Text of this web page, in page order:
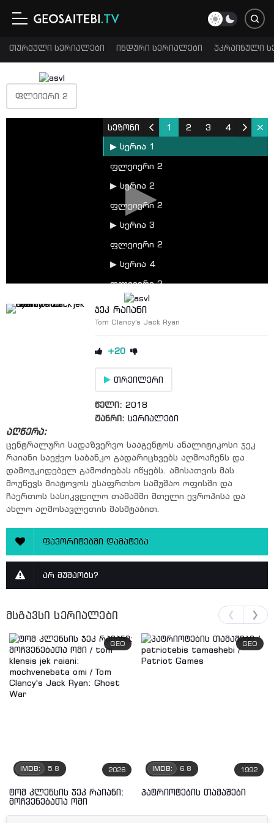
თურქული სერიალები ინდური სერიალები უკრაინული
ᲤᲚᲔᲘᲔᲠᲘ 2
სეზონი 1 2 3
4
▶ სერია 1
ფლეიერი 2
▶ სერია 2
ფლეიერი 2
▶ სერია 3
ფლეიერი 2
▶ სერია 4
ფლეიერი 2
▶ სერია 5
ფლეიერი 2
▶ სერია 7
ფლეიერი 2
▶ სერია 8
ფლეიერი 2
ჯეკ რაიანი
Tom Clancy's Jack Ryan
+20
თრეილერი
წელი: 2018
ჟანრი: სერიალები
აღწერა:
ცენტრალური სადაზვერვო სააგენტოს ანალიტიკოსი ჯეკ
რაიანი საეჭვო საბანკო გადარიცხვებს აღმოაჩენს და
დამოუკიდებელ გამოძიებას იწყებს. ამისათვის მას
მოუწევს მიატოვოს უსაფრთხო სამუშაო ოფისში და
ჩაერთოს სასიკვდილო თამაშში მთელი ევროპისა და
ახლო აღმოსავლეთის მასშტაბით.
ფავორიტებში დამატება
არ მუშაობს?
მსგავსი სერიალები
GEO
2026
IMDB: 5.8
ტომ კლენსის ჯეკ რაიანი:
მოჩვენებათა ომი
GEO
1992
IMDB: 6.8
პატრიოტების თამაშები